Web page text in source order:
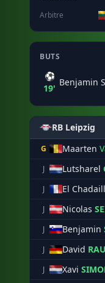
Arbitre
BUTS
⚽
19'
Benjamin
RB Leipzig
G Maarten
J
Lutsharel
J El
J Nicolas
J Benjamin
J
David
J
Xavi